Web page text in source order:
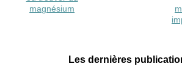
magnésium
Les dernières